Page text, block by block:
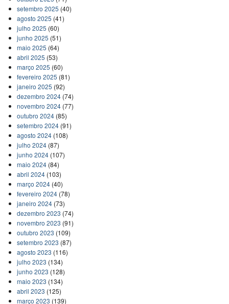
setembro 2025 (40)
agosto 2025 (41)
julho 2025 (60)
junho 2025 (51)
maio 2025 (64)
abril 2025 (53)
março 2025 (60)
fevereiro 2025 (81)
janeiro 2025 (92)
dezembro 2024(74)
novembro 2024(77)
outubro 2024(85)
setembro 2024(91)
agosto 2024(108)
julho 2024(87)
junho 2024(107)
maio 2024(84)
abril 2024(103)
março 2024(40)
fevereiro 2024(78)
janeiro 2024(73)
dezembro 2023 (74)
novembro 2023 (91)
outubro 2023 (109)
setembro 2023 (87)
agosto 2023 (116)
julho 2023 (134)
junho 2023 (128)
maio 2023 (134)
abril 2023 (125)
março 2023 (139)